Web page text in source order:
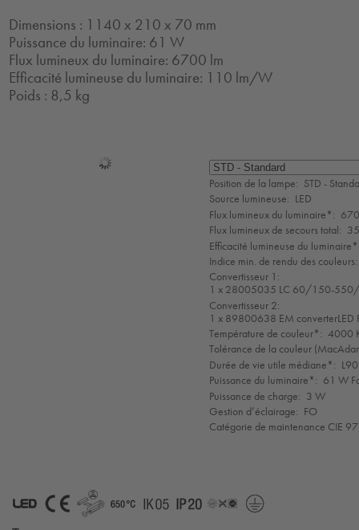
Dimensions : 1140 x 210 x 70 mm
Puissance du luminaire: 61 W
Flux lumineux du luminaire: 6700 lm
Efficacité lumineuse du luminaire: 110 lm/W
Poids : 8,5 kg
Sélection
de
mode
Position de la lampe: STD -
Source lumineuse: LED
Flux lumineux du luminaire*:
Flux lumineux de secours total:
Efficacité lumineuse du
Indice min. de rendu des couleurs:
Convertisseur 1:
1 x 28005035 LC 60/150-550/
Convertisseur 2:
1 x 89800638 EM
Température de couleur*: 4000
Tolérance de la couleur
Durée de vie utile médiane*:
Puissance du luminaire*: 61 W
Puissance de charge: 3 W
Gestion d’éclairage: FO
Catégorie de maintenance CIE